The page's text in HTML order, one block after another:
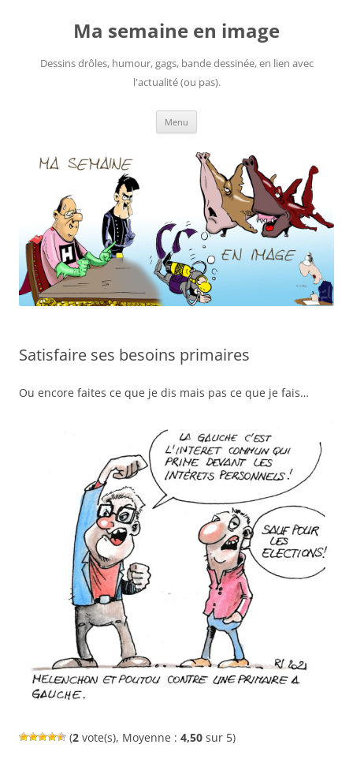
Ma semaine en image
Dessins drôles, humour, gags, bande dessinée, en lien avec
l'actualité (ou pas).
Menu
Satisfaire ses besoins primaires
Ou encore faites ce que je dis mais pas ce que je fais…
(2 vote(s), Moyenne : 4,50 sur 5)